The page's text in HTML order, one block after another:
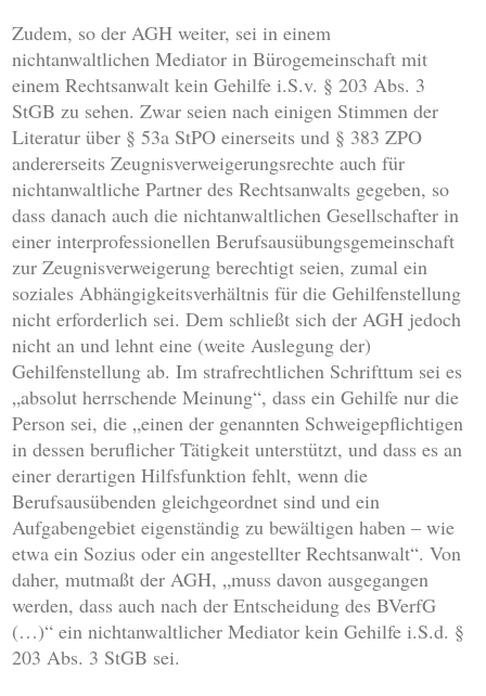
Zudem, so der AGH weiter, sei in einem
nichtanwaltlichen Mediator in Bürogemeinschaft mit
einem Rechtsanwalt kein Gehilfe i.S.v. § 203 Abs. 3
StGB zu sehen. Zwar seien nach einigen Stimmen der
Literatur über § 53a StPO einerseits und § 383 ZPO
andererseits Zeugnisverweigerungsrechte auch für
nichtanwaltliche Partner des Rechtsanwalts gegeben, so
dass danach auch die nichtanwaltlichen Gesellschafter in
einer interprofessionellen Berufsausübungsgemeinschaft
zur Zeugnisverweigerung berechtigt seien, zumal ein
soziales Abhängigkeitsverhältnis für die Gehilfenstellung
nicht erforderlich sei. Dem schließt sich der AGH jedoch
nicht an und lehnt eine (weite Auslegung der)
Gehilfenstellung ab. Im strafrechtlichen Schrifttum sei es
„absolut herrschende Meinung“, dass ein Gehilfe nur die
Person sei, die „einen der genannten Schweigepflichtigen
in dessen beruflicher Tätigkeit unterstützt, und dass es an
einer derartigen Hilfsfunktion fehlt, wenn die
Berufsausübenden gleichgeordnet sind und ein
Aufgabengebiet eigenständig zu bewältigen haben – wie
etwa ein Sozius oder ein angestellter Rechtsanwalt“. Von
daher, mutmaßt der AGH, „muss davon ausgegangen
werden, dass auch nach der Entscheidung des BVerfG
(…)“ ein nichtanwaltlicher Mediator kein Gehilfe i.S.d. §
203 Abs. 3 StGB sei.